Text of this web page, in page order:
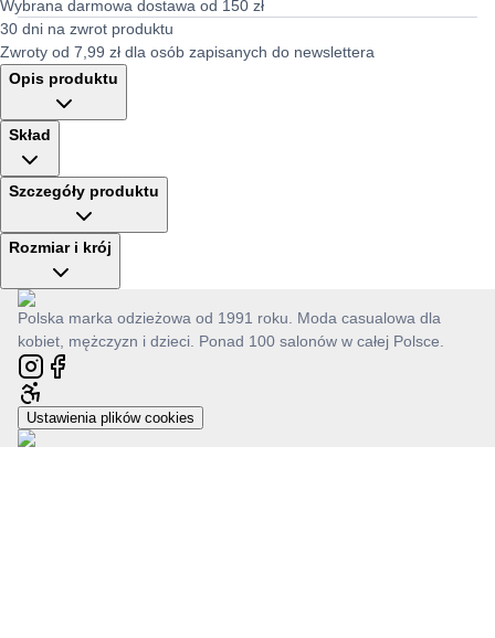
Wybrana darmowa dostawa od 150 zł
30 dni na zwrot produktu
Zwroty od 7,99 zł dla osób zapisanych do newslettera
Opis produktu
Skład
Szczegóły produktu
Rozmiar i krój
Polska marka odzieżowa od 1991 roku. Moda casualowa dla
kobiet, mężczyzn i dzieci. Ponad 100 salonów w całej Polsce.
Ustawienia plików cookies